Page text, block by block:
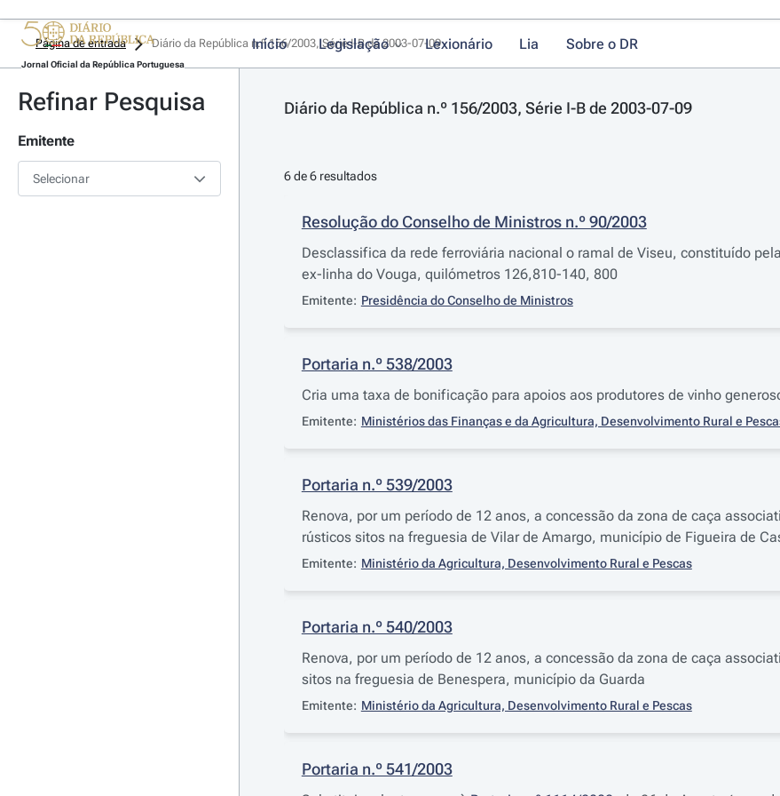
Jornal Oficial da República Portuguesa
Início Legislação Lexionário Lia Sobre o DR
Página de entrada Diário da República n.º 156/2003, Série I-B de 2003-07-09
Refinar Pesquisa
Emitente
Selecionar
Diário da República n.º 156/2003, Série I-B de 2003-07-09
6 de 6 resultados
Resolução do Conselho de Ministros n.º 90/2003
Desclassifica da rede ferroviária nacional o ramal de Viseu, constituído
ex-linha do Vouga, quilómetros 126,810-140, 800
Emitente: Presidência do Conselho de Ministros
Portaria n.º 538/2003
Cria uma taxa de bonificação para apoios aos produtores de vinho
Emitente: Ministérios das Finanças e da Agricultura, Desenvolvimento Rural e
Portaria n.º 539/2003
Renova, por um período de 12 anos, a concessão da zona de caça
rústicos sitos na freguesia de Vilar de Amargo, município de Figueira de
Emitente: Ministério da Agricultura, Desenvolvimento Rural e Pescas
Portaria n.º 540/2003
Renova, por um período de 12 anos, a concessão da zona de caça
sitos na freguesia de Benespera, município da Guarda
Emitente: Ministério da Agricultura, Desenvolvimento Rural e Pescas
Portaria n.º 541/2003